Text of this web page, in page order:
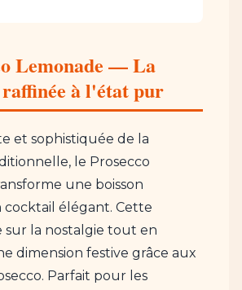
Lemonade — La
à l'état pur
et sophistiquée de la
le Prosecco
une boisson
cocktail élégant. Cette
sur la nostalgie tout en
dimension festive grâce aux
Parfait pour les